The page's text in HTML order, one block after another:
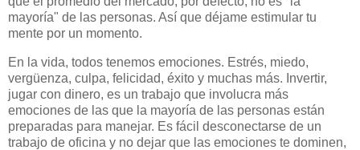
mayoría" de las personas. Así que déjame estimular tu
mente por un momento.
En la vida, todos tenemos emociones. Estrés, miedo,
vergüenza, culpa, felicidad, éxito y muchas más. Invertir,
jugar con dinero, es un trabajo que involucra más
emociones de las que la mayoría de las personas están
preparadas para manejar. Es fácil desconectarse de un
trabajo de oficina y no dejar que las emociones te dominen,